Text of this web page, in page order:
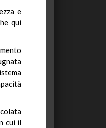
e
qui
cui il